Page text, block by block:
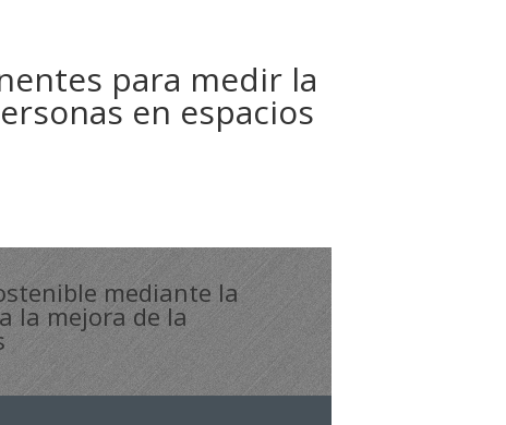
para medir la
en espacios
mediante la
la mejora de la